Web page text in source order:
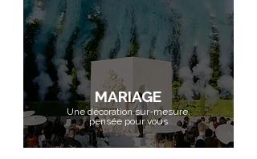
MARIAGE
Une décoration sur-mesure,
pensée pour vous